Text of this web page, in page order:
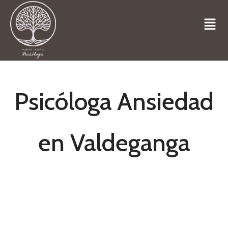
Psicóloga Ansiedad
en Valdeganga